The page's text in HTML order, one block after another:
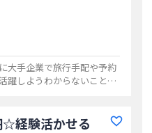
大手企業で旅行手配や予約
躍しようわからないことも
経験活かせる